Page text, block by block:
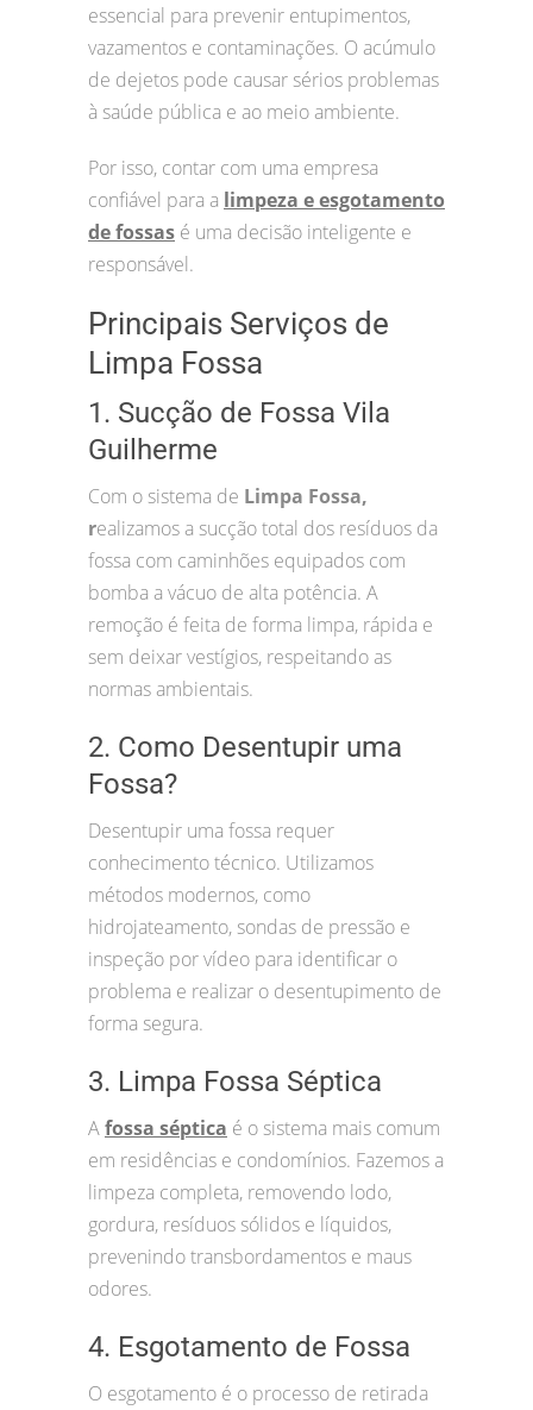
essencial para prevenir entupimentos,
vazamentos e contaminações. O acúmulo
de dejetos pode causar sérios problemas
à saúde pública e ao meio ambiente.
Por isso, contar com uma empresa
confiável para a limpeza e esgotamento
de fossas é uma decisão inteligente e
responsável.
Principais Serviços de
Limpa Fossa
1. Sucção de Fossa Vila
Guilherme
Com o sistema de Limpa Fossa,
realizamos a sucção total dos resíduos da
fossa com caminhões equipados com
bomba a vácuo de alta potência. A
remoção é feita de forma limpa, rápida e
sem deixar vestígios, respeitando as
normas ambientais.
2. Como Desentupir uma
Fossa?
Desentupir uma fossa requer
conhecimento técnico. Utilizamos
métodos modernos, como
hidrojateamento, sondas de pressão e
inspeção por vídeo para identificar o
problema e realizar o desentupimento de
forma segura.
3. Limpa Fossa Séptica
Afossa séptica é o sistema mais comum
em residências e condomínios. Fazemos a
limpeza completa, removendo lodo,
gordura, resíduos sólidos e líquidos,
prevenindo transbordamentos e maus
odores.
4. Esgotamento de Fossa
O esgotamento é o processo de retirada